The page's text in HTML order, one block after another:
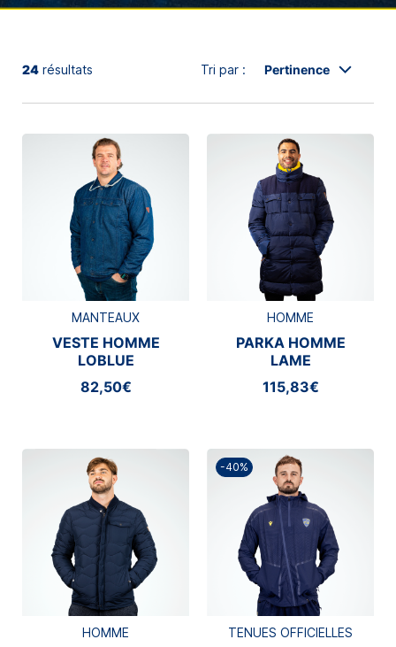
24 résultats Tri par : Pertinence
MANTEAUX
VESTE HOMME
LOBLUE
82,50€
HOMME
PARKA HOMME
LAME
115,83€
HOMME
-40%
TENUES OFFICIELLES